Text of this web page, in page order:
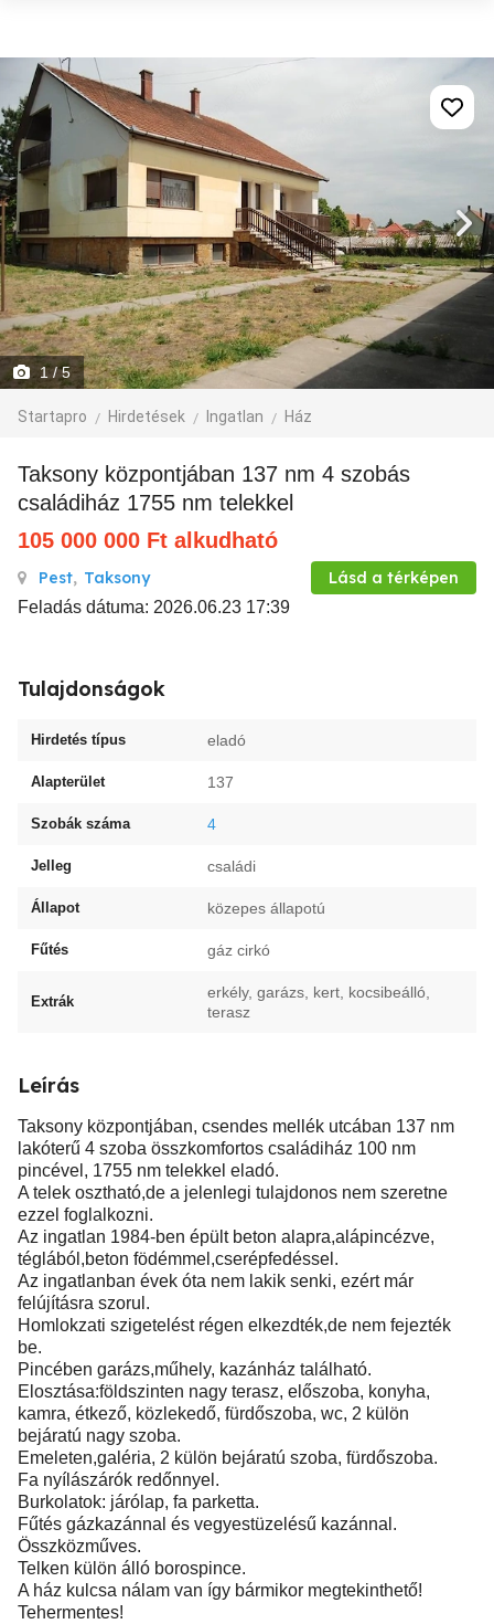
1/ 5
Startapro Hirdetések Ingatlan Ház
Taksony központjában 137 nm 4 szobás
családiház 1755 nm telekkel
105 000 000 Ft alkudható
Pest, Taksony Lásd a térképen
Feladás dátuma: 2026.06.23 17:39
Tulajdonságok
Hirdetés típus eladó
Alapterület 137
Szobák száma 4
Jelleg családi
Állapot közepes állapotú
Fűtés gáz cirkó
Extrák
erkély, garázs, kert, kocsibeálló,
terasz
Leírás
Taksony központjában, csendes mellék utcában 137 nm
lakóterű 4 szoba összkomfortos családiház 100 nm
pincével, 1755 nm telekkel eladó.
A telek osztható,de a jelenlegi tulajdonos nem szeretne
ezzel foglalkozni.
Az ingatlan 1984-ben épült beton alapra,alápincézve,
téglából,beton födémmel,cserépfedéssel.
Az ingatlanban évek óta nem lakik senki, ezért már
felújításra szorul.
Homlokzati szigetelést régen elkezdték,de nem fejezték
be.
Pincében garázs,műhely, kazánház található.
Elosztása:földszinten nagy terasz, előszoba, konyha,
kamra, étkező, közlekedő, fürdőszoba, wc, 2 külön
bejáratú nagy szoba.
Emeleten,galéria, 2 külön bejáratú szoba, fürdőszoba.
Fa nyílászárók redőnnyel.
Burkolatok: járólap, fa parketta.
Fűtés gázkazánnal és vegyestüzelésű kazánnal.
Összközműves.
Telken külön álló borospince.
A ház kulcsa nálam van így bármikor megtekinthető!
Tehermentes!